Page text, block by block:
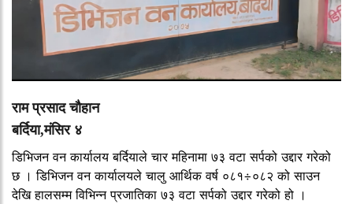
राम प्रसाद चौहान
बर्दिया,मंसिर ४
डिभिजन वन कार्यालय बर्दियाले चार महिनामा ७३ वटा सर्पको उद्दार गरेको
छ । डिभिजन वन कार्यालयले चालु आर्थिक वर्ष ०८१÷०८२ को साउन
देखि हालसम्म विभिन्न प्रजातिका ७३ वटा सर्पको उद्दार गरेको हो ।